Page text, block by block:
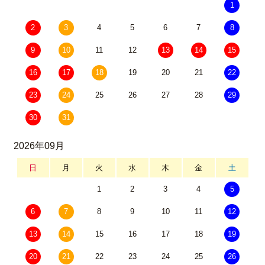
1
2 3 4 5 6 7 8
9 10 11 12 13 14 15
16 17 18 19 20 21 22
23 24 25 26 27 28 29
30 31
2026年09月
日 月 火 水 木 金 土
1 2 3 4 5
6 7 8 9 10 11 12
13 14 15 16 17 18 19
20 21 22 23 24 25 26